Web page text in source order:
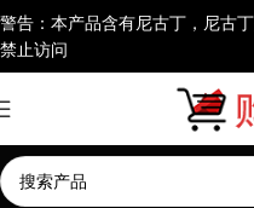
警告：本产品含有尼古丁，尼古
禁止访问